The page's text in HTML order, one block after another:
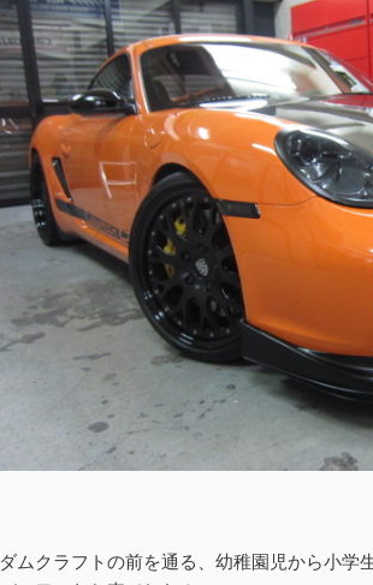
ダムクラフトの前を通る、幼稚園児から小学